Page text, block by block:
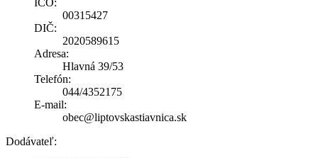
00315427
DIČ:
2020589615
Adresa:
Hlavná 39/53
Telefón:
044/4352175
E-mail:
obec@liptovskastiavnica.sk
Dodávateľ: